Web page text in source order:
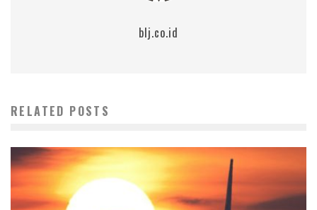
blj.co.id
RELATED POSTS